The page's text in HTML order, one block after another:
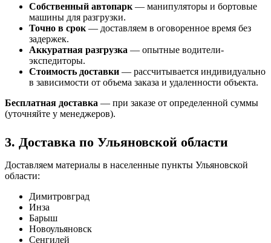
Собственный автопарк — манипуляторы и бортовые
машины для разгрузки.
Точно в срок — доставляем в оговоренное время без
задержек.
Аккуратная разгрузка — опытные водители-
экспедиторы.
Стоимость доставки — рассчитывается индивидуально
в зависимости от объема заказа и удаленности объекта.
Бесплатная доставка — при заказе от определенной суммы
(уточняйте у менеджеров).
3. Доставка по Ульяновской области
Доставляем материалы в населенные пункты Ульяновской
области:
Димитровград
Инза
Барыш
Новоульяновск
Сенгилей